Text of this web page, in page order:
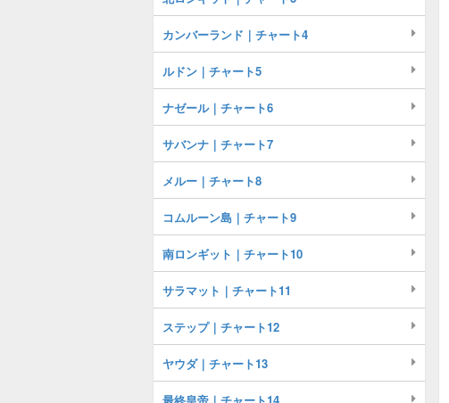
カンバーランド｜チャート4
ルドン｜チャート5
ナゼール｜チャート6
サバンナ｜チャート7
メルー｜チャート8
コムルーン島｜チャート9
南ロンギット｜チャート10
サラマット｜チャート11
ステップ｜チャート12
ヤウダ｜チャート13